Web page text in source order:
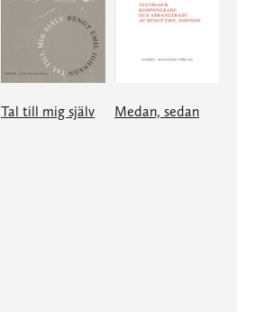
Tal till mig själv Medan, sedan